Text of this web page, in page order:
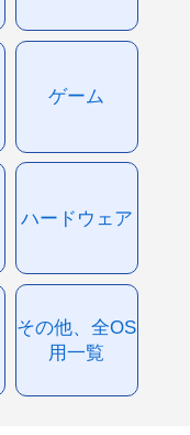
ゲーム
ハードウェア
その他、全OS
用一覧